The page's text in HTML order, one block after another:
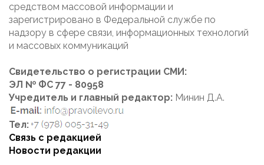
средством массовой информации и
зарегистрировано в Федеральной службе по
надзору в сфере связи, информационных технологий
и массовых коммуникаций
Свидетельство о регистрации СМИ:
ЭЛ № ФС 77 - 80958
Учредитель и главный редактор: Минин Д.А.
Тел:
Связь с редакцией
Новости редакции